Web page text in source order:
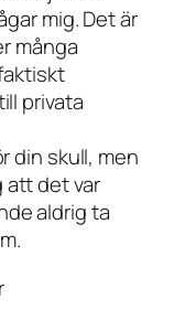
mig. Det är
många
privata
din skull, men
att det var
aldrig ta